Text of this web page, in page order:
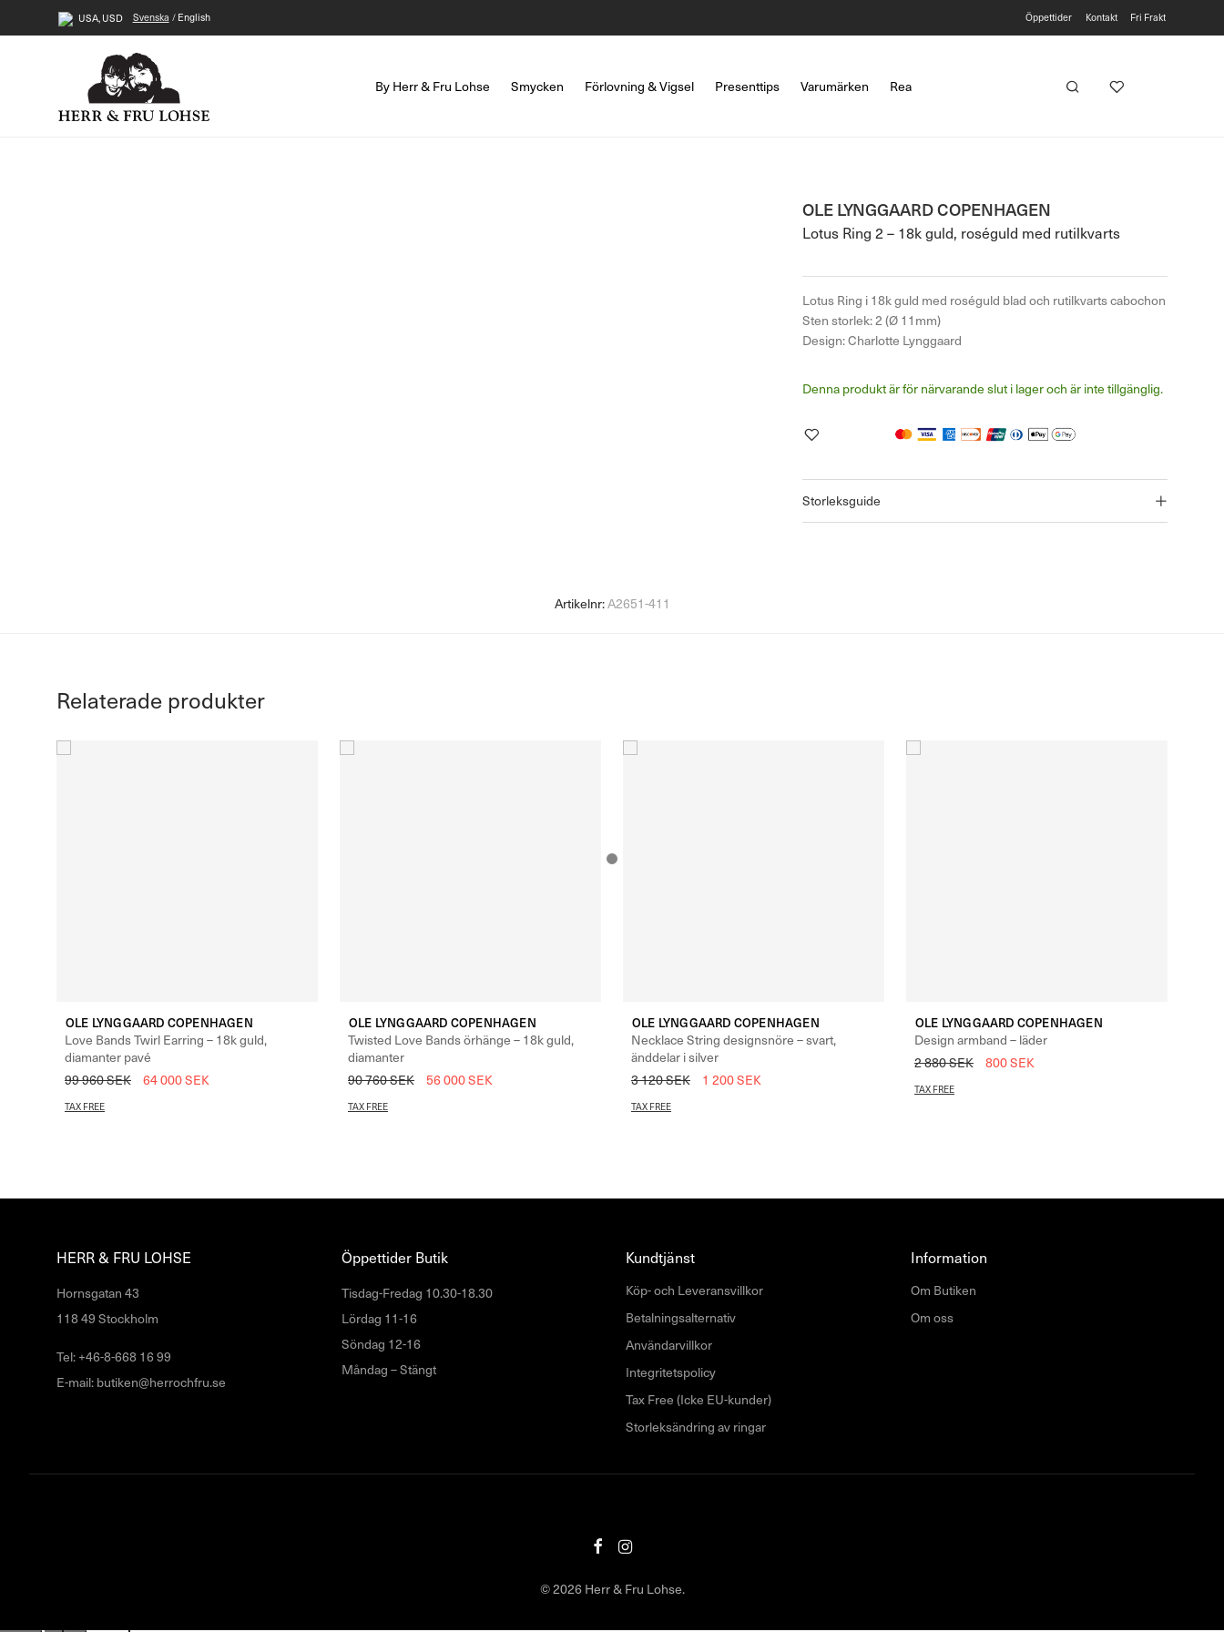
USA, USD Svenska English Öppettider Kontakt Fri Frakt
By Herr & Fru Lohse Smycken Förlovning & Vigsel Presenttips Varumärken Rea
OLE LYNGGAARD COPENHAGEN
Lotus Ring 2 – 18k guld, roséguld med rutilkvarts
Lotus Ring i 18k guld med roséguld blad och rutilkvarts cabochon
Sten storlek: 2 (Ø 11mm)
Design: Charlotte Lynggaard
Denna produkt är för närvarande slut i lager och är inte tillgänglig.
Storleksguide
Artikelnr:A2651-411
Relaterade produkter
OLE LYNGGAARD COPENHAGEN
Love Bands Twirl Earring – 18k guld,
diamanter pavé
99 960SEK 64 000SEK
TAX FREE
OLE LYNGGAARD COPENHAGEN
Twisted Love Bands örhänge – 18k guld,
diamanter
90 760SEK 56 000SEK
TAX FREE
OLE LYNGGAARD COPENHAGEN
Necklace String designsnöre – svart,
änddelar i silver
3 120SEK 1 200SEK
TAX FREE
OLE LYNGGAARD COPENHAGEN
Design armband – läder
2 880SEK 800SEK
TAX FREE
HERR & FRU LOHSE
Hornsgatan 43
118 49 Stockholm
Tel: +46-8-668 16 99
E-mail: butiken@herrochfru.se
Öppettider Butik
Tisdag-Fredag 10.30-18.30
Lördag 11-16
Söndag 12-16
Måndag – Stängt
Kundtjänst
Köp- och Leveransvillkor
Betalningsalternativ
Användarvillkor
Integritetspolicy
Tax Free (Icke EU-kunder)
Storleksändring av ringar
Information
Om Butiken
Om oss
© 2026 Herr & Fru Lohse.